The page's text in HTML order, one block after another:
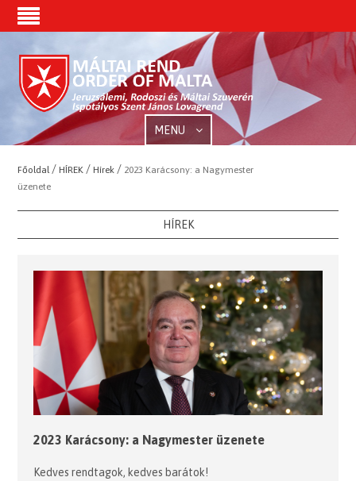
MENU
Főoldal /HÍREK /Hírek / 2023 Karácsony: a Nagymester
üzenete
HÍREK
2023 Karácsony: a Nagymester üzenete
Kedves rendtagok, kedves barátok!